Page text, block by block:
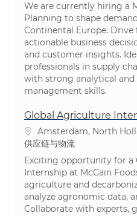
We are currently hiring a
Planning to shape
Continental Europe. Drive
actionable business
and customer insights.
professionals in supply
with strong analytical and
management skills.
Global Agriculture
位置Amsterdam, North
类别
供应链与物流
Exciting opportunity for a
Internship at McCain
agriculture and
analyze agronomic data,
Collaborate with experts,